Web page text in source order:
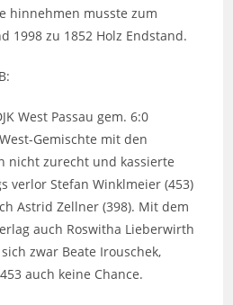
hinnehmen musste zum
1998 zu 1852 Holz Endstand.
West Passau gem. 6:0
Gemischte mit den
nicht zurecht und kassierte
verlor Stefan Winklmeier (453)
Astrid Zellner (398). Mit dem
auch Roswitha Lieberwirth
zwar Beate Irouschek,
auch keine Chance.